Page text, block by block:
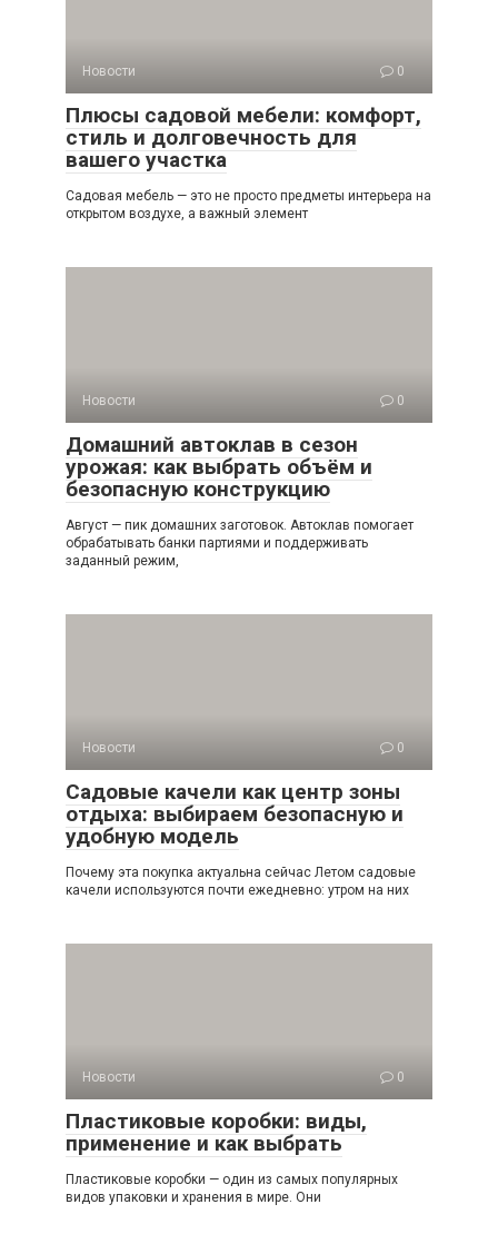
Новости 0
Плюсы садовой мебели: комфорт,
стиль и долговечность для
вашего участка
Садовая мебель — это не просто предметы интерьера на
открытом воздухе, а важный элемент
Новости 0
Домашний автоклав в сезон
урожая: как выбрать объём и
безопасную конструкцию
Август — пик домашних заготовок. Автоклав помогает
обрабатывать банки партиями и поддерживать
заданный режим,
Новости 0
Садовые качели как центр зоны
отдыха: выбираем безопасную и
удобную модель
Почему эта покупка актуальна сейчас Летом садовые
качели используются почти ежедневно: утром на них
Новости 0
Пластиковые коробки: виды,
применение и как выбрать
Пластиковые коробки — один из самых популярных
видов упаковки и хранения в мире. Они